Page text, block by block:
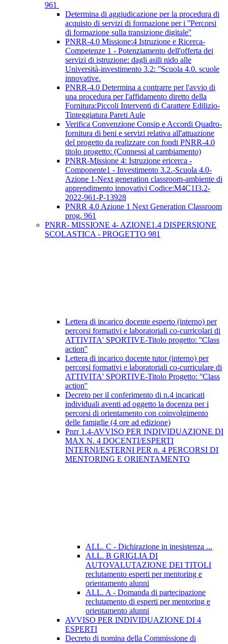
961
Determina di aggiudicazione per la procedura di
acquisto di servizi di formazione per i ''Percorsi
di formazione sulla transizione digitale''
PNRR-4.0 Missione:4 Istruzione e Ricerca-
Competenze 1 - Potenziamento dell'offerta dei
servizi di istruzione: dagli asili nido alle
Università-investimento 3.2: ''Scuola 4.0. scuole
innovative.
PNRR-4.0 Determina a contrarre per l'avvio di
una procedura per l'affidamento diretto della
Fornitura:Piccoli Interventi di Carattere Edilizio-
Tinteggiatura Pareti Aule
Verifica Convenzione Consip e Accordi Quadro-
fornitura di beni e servizi relativa all'attuazione
del progetto da realizzare con fondi PNRR-4.0
titolo progetto: (Connessi al cambiamento)
PNRR-Missione 4: Istruzione ericerca -
Componente1 - Investimento 3.2.-Scuola 4.0-
Azione 1-Next generation classroom-ambiente di
apprendimento innovativi Codice:M4C1I3.2-
2022-961-P-13928
PNRR 4.0 Azione 1 Next Generation Classroom
prog. 961
PNRR- MISSIONE 4- AZIONE1.4 DISPERSIONE
SCOLASTICA - PROGETTO 981
Lettera di incarico docente esperto (interno) per
percorsi formativi e laboratoriali co-curricolari di
ATTIVITA' SPORTIVE-Titolo progetto: ''Class
action''
Lettera di incarico docente tutor (interno) per
percorsi formativi e laboratoriali co-curriculare di
ATTIVITA' SPORTIVE-Titolo Progetto: ''Class
action''
Decreto per il conferimento di n.4 incaricati
individuali aventi ad oggetto la docenza per i
percorsi di orientamento con coinvolgimento
delle famiglie (4 ore ad edizione)
Pnrr 1.4-AVVISO PER INDIVIDUAZIONE DI
MAX N. 4 DOCENTI/ESPERTI
INTERNI/ESTERNI PER n. 4 PERCORSI DI
MENTORING E ORIENTAMENTO
ALL. C - Dichirazione in inesistenza ...
ALL. B GRIGLIA DI
AUTOVALUTAZIONE DEI TITOLI
reclutamento esperti per mentoring e
orientamento alunni
ALL. A - Domanda di partecipazione
reclutamento di esperti per mentoring e
orientamento alunni
AVVISO PER INDIVIDUAZIONE DI 4
ESPERTI
Decreto di nomina della Commissione di